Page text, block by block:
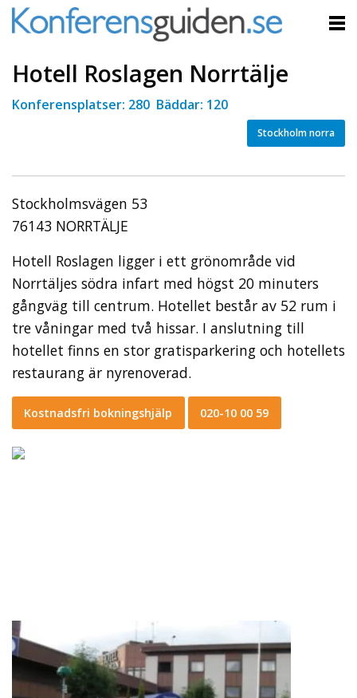
Hotell Roslagen Norrtälje
Konferensplatser: 280 Bäddar: 120
Stockholm norra
Stockholmsvägen 53
76143 NORRTÄLJE
Hotell Roslagen ligger i ett grönområde vid
Norrtäljes södra infart med högst 20 minuters
gångväg till centrum. Hotellet består av 52 rum i
tre våningar med två hissar. I anslutning till
hotellet finns en stor gratisparkering och hotellets
restaurang är nyrenoverad.
Kostnadsfri bokningshjälp 020-10 00 59